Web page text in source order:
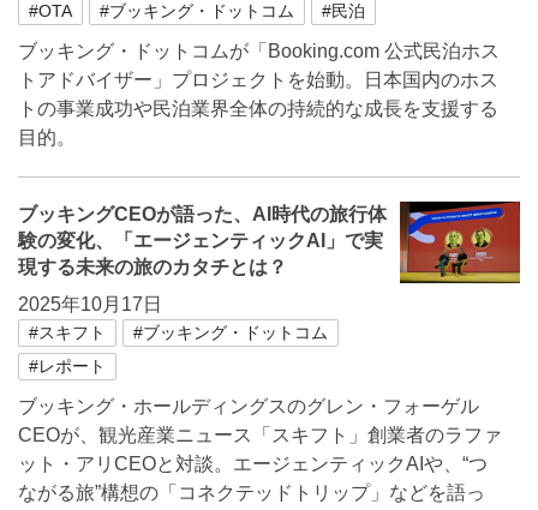
#OTA #ブッキング・ドットコム #民泊
ブッキング・ドットコムが「Booking.com 公式民泊ホス
トアドバイザー」プロジェクトを始動。日本国内のホス
トの事業成功や民泊業界全体の持続的な成長を支援する
目的。
ブッキングCEOが語った、AI時代の旅行体
験の変化、「エージェンティックAI」で実
現する未来の旅のカタチとは？
2025年10月17日
#スキフト
#ブッキング・ドットコム
#レポート
ブッキング・ホールディングスのグレン・フォーゲル
CEOが、観光産業ニュース「スキフト」創業者のラファ
ット・アリCEOと対談。エージェンティックAIや、“つ
ながる旅”構想の「コネクテッドトリップ」などを語っ